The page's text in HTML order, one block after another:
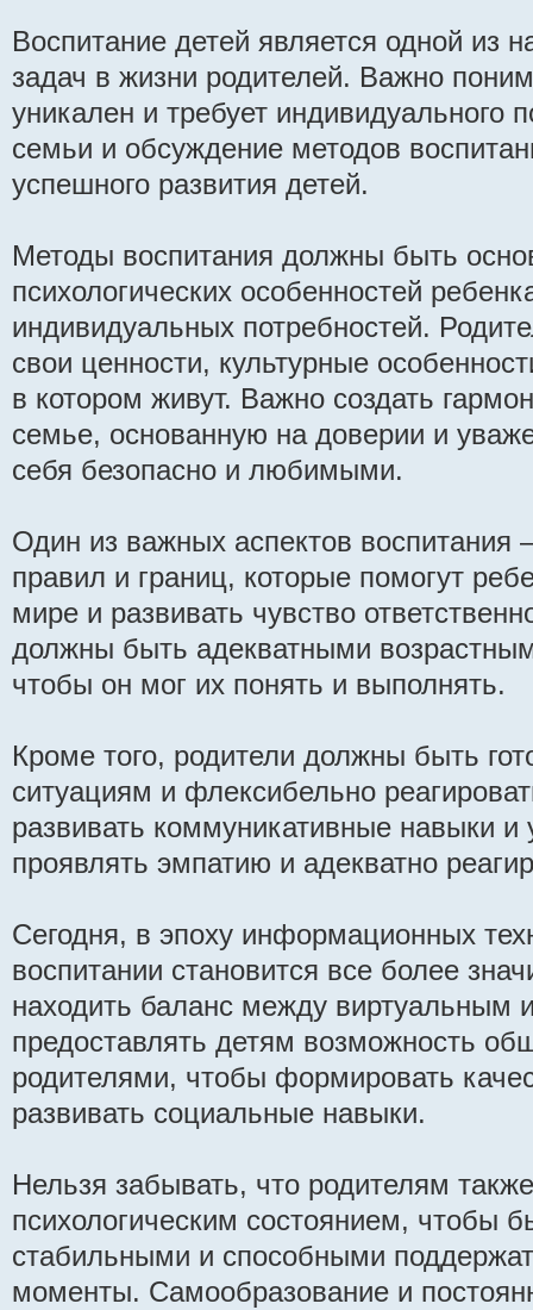
Воспитание детей является одной из
задач в жизни родителей. Важно
уникален и требует индивидуального
семьи и обсуждение методов
успешного развития детей.
Методы воспитания должны быть
психологических особенностей
индивидуальных потребностей.
свои ценности, культурные
в котором живут. Важно создать
семье, основанную на доверии и
себя безопасно и любимыми.
Один из важных аспектов воспитания
правил и границ, которые помогут
мире и развивать чувство
должны быть адекватными
чтобы он мог их понять и выполнять.
Кроме того, родители должны быть
ситуациям и флексибельно
развивать коммуникативные навыки
проявлять эмпатию и адекватно
Сегодня, в эпоху информационных
воспитании становится все более
находить баланс между
предоставлять детям возможность
родителями, чтобы формировать
развивать социальные навыки.
Нельзя забывать, что родителям
психологическим состоянием, чтобы
стабильными и способными
моменты. Самообразование и